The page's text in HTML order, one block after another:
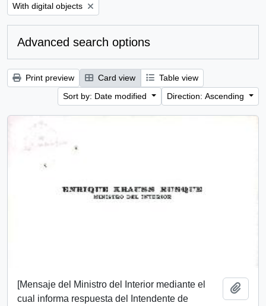
Remove filter:
With digital objects
Advanced search options
Print preview Card view
Table view
Sort by: Date modified
Direction: Ascending
[Mensaje del Ministro del Interior mediante el
cual informa respuesta del Intendente de